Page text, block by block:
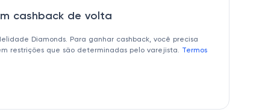
cashback de volta
Diamonds. Para ganhar cashback, você precisa
restrições que são determinadas pelo varejista. Termos